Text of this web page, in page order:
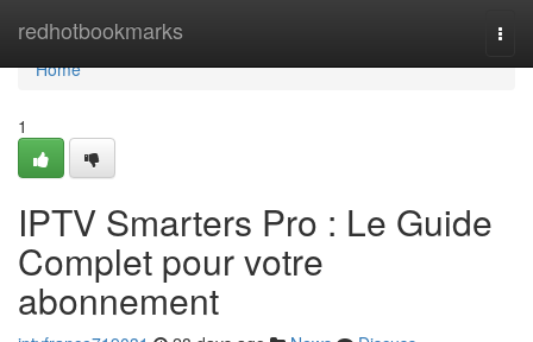
redhotbookmarks
Home
Home
1
IPTV Smarters Pro : Le Guide
Complet pour votre
abonnement